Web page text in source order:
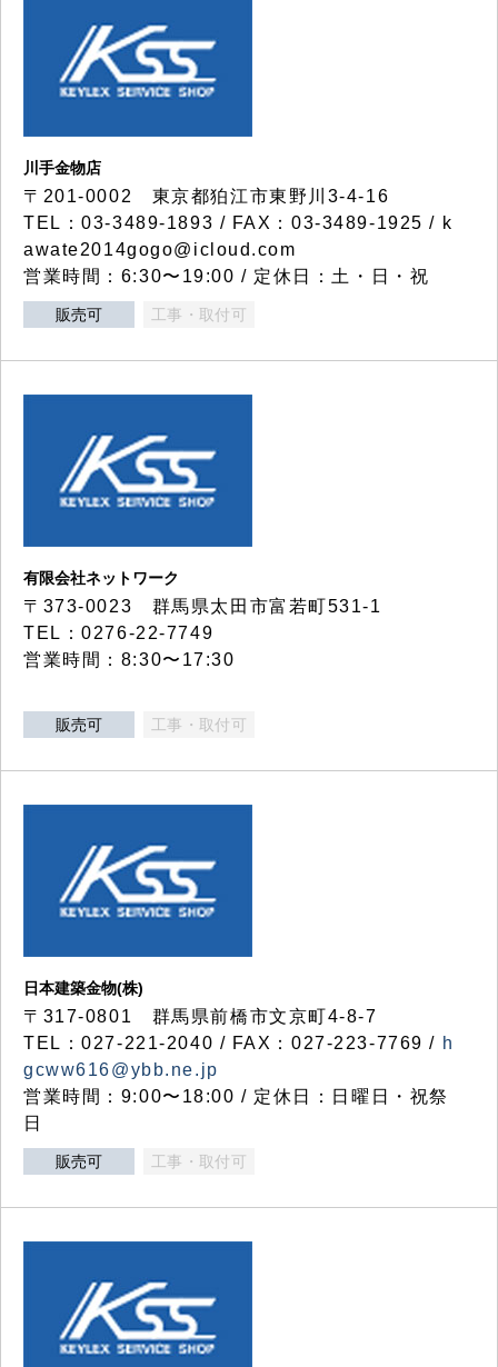
川手金物店
〒201-0002 東京都狛江市東野川3-4-16
TEL：03-3489-1893 / FAX：03-3489-1925 / k
awate2014gogo@icloud.com
営業時間：6:30〜19:00 / 定休日：土・日・祝
販売可 工事・取付可
有限会社ネットワーク
〒373-0023 群馬県太田市富若町531-1
TEL：0276-22-7749
営業時間：8:30〜17:30
販売可 工事・取付可
日本建築金物(株)
〒317‐0801 群馬県前橋市文京町4-8-7
TEL：027-221-2040 / FAX：027-223-7769 / h
gcww616@ybb.ne.jp
営業時間：9:00〜18:00 / 定休日：日曜日・祝祭
日
販売可 工事・取付可